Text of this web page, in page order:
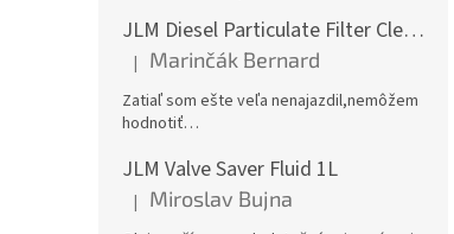
JLM Diesel Particulate Filter Cleaner 375ml - čistič DPF
Hodnotenie produktu je 5 z 5 hviezdičiek.
| Marinčák Bernard
Zatiaľ som ešte veľa nenajazdil,nemôžem
hodnotiť…
JLM Valve Saver Fluid 1L
Hodnotenie produktu je 5 z 5 hviezdičiek.
| Miroslav Bujna